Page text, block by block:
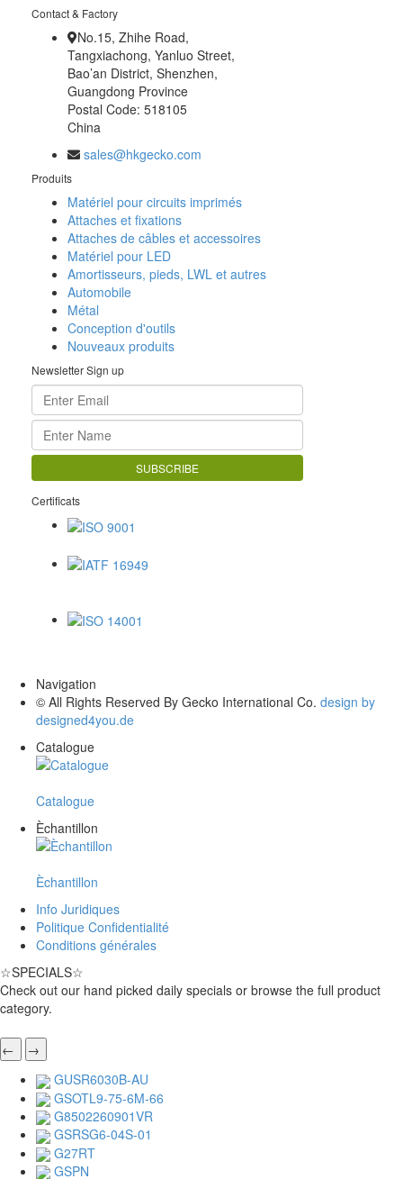
Contact & Factory
No.15, Zhihe Road,
Tangxiachong, Yanluo Street,
Bao’an District, Shenzhen,
Guangdong Province
Postal Code: 518105
China
sales@hkgecko.com
Produits
Matériel pour circuits imprimés
Attaches et fixations
Attaches de câbles et accessoires
Matériel pour LED
Amortisseurs, pieds, LWL et autres
Automobile
Métal
Conception d'outils
Nouveaux produits
Newsletter Sign up
Certificats
Navigation
© All Rights Reserved By Gecko International Co. design by
designed4you.de
Catalogue
Catalogue
Èchantillon
Èchantillon
Info Juridiques
Politique Confidentialité
Conditions générales
☆SPECIALS☆
Check out our hand picked daily specials or browse the full product
category.
←
→
GUSR6030B-AU
GSOTL9-75-6M-66
G8502260901VR
GSRSG6-04S-01
G27RT
GSPN